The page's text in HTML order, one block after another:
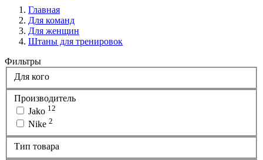
Главная
Для команд
Для женщин
Штаны для тренировок
Фильтры
Для кого
Производитель
Jako 12
Nike 2
Тип товара